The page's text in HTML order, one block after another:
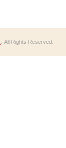
. All Rights Reserved.